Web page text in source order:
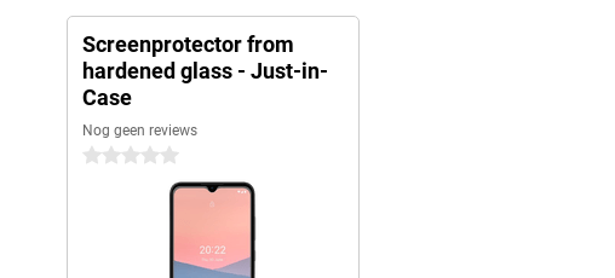
Screenprotector from
hardened glass - Just-in-
Case
Nog geen reviews
0 sterren